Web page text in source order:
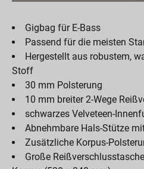
Gigbag für E-Bass
Passend für die meisten
Hergestellt aus robustem,
Stoff
30 mm Polsterung
10 mm breiter 2-Wege
schwarzes Velveteen-
Abnehmbare Hals-Stütze
Zusätzliche Korpus-
Große